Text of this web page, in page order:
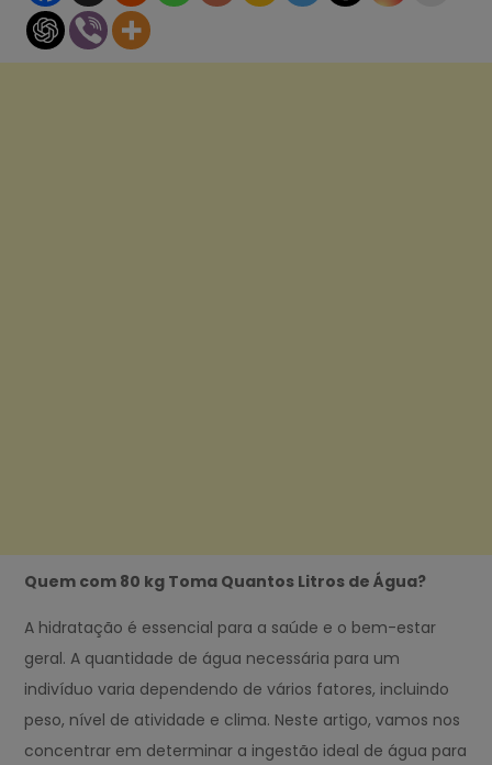
Quem com 80 kg Toma Quantos Litros de Água?
A hidratação é essencial para a saúde e o bem-estar
geral. A quantidade de água necessária para um
indivíduo varia dependendo de vários fatores, incluindo
peso, nível de atividade e clima. Neste artigo, vamos nos
concentrar em determinar a ingestão ideal de água para